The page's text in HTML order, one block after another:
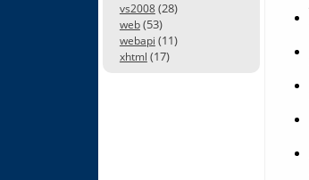
vs2008(28)
web(53)
webapi (11)
xhtml (17)